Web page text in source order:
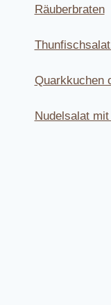
Räuberbraten
Quarkkuchen
Nudelsalat